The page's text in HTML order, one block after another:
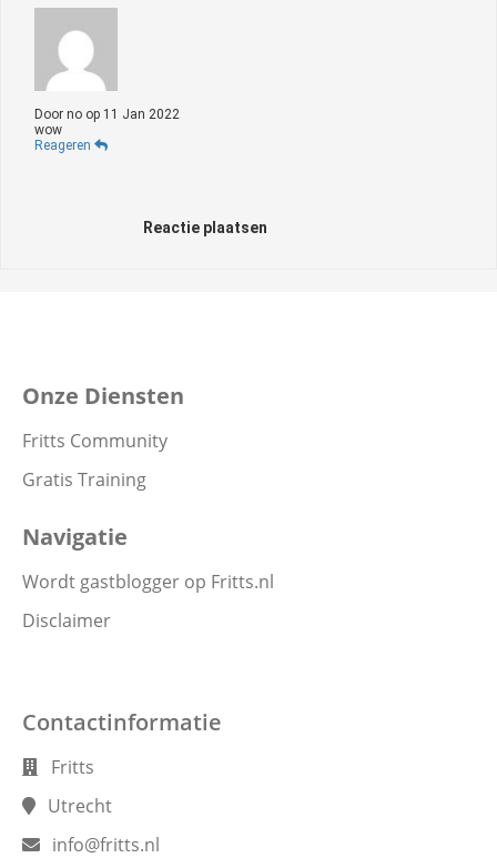
Door no op 11 Jan 2022
wow
Reageren
Reactie plaatsen
Onze Diensten
Fritts Community
Gratis Training
Navigatie
Wordt gastblogger op Fritts.nl
Disclaimer
Contactinformatie
Fritts
Utrecht
info@fritts.nl